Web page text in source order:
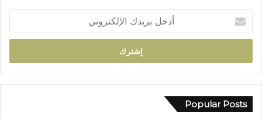
أ
ب
خ
ب
ر
ك
Popular Posts